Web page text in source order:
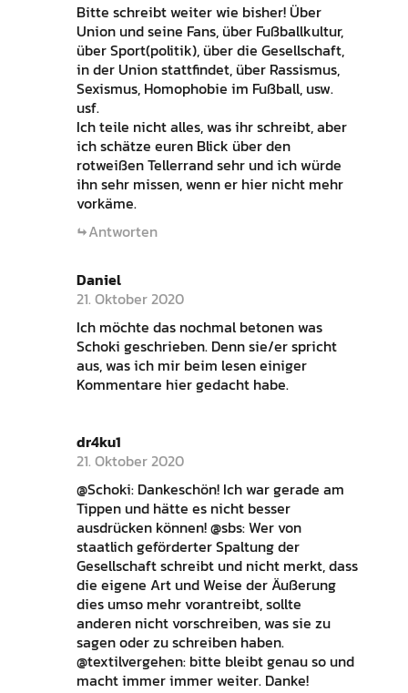
Bitte schreibt weiter wie bisher! Über
Union und seine Fans, über Fußballkultur,
über Sport(politik), über die Gesellschaft,
in der Union stattfindet, über Rassismus,
Sexismus, Homophobie im Fußball, usw.
usf.
Ich teile nicht alles, was ihr schreibt, aber
ich schätze euren Blick über den
rotweißen Tellerrand sehr und ich würde
ihn sehr missen, wenn er hier nicht mehr
vorkäme.
Antworten
Daniel
21. Oktober 2020
Ich möchte das nochmal betonen was
Schoki geschrieben. Denn sie/er spricht
aus, was ich mir beim lesen einiger
Kommentare hier gedacht habe.
dr4ku1
21. Oktober 2020
@Schoki: Dankeschön! Ich war gerade am
Tippen und hätte es nicht besser
ausdrücken können! @sbs: Wer von
staatlich geförderter Spaltung der
Gesellschaft schreibt und nicht merkt, dass
die eigene Art und Weise der Äußerung
dies umso mehr vorantreibt, sollte
anderen nicht vorschreiben, was sie zu
sagen oder zu schreiben haben.
@textilvergehen: bitte bleibt genau so und
macht immer immer weiter. Danke!